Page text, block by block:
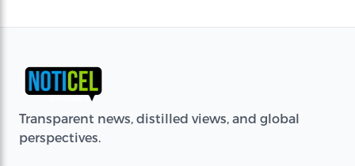
Transparent news, distilled views, and global
perspectives.